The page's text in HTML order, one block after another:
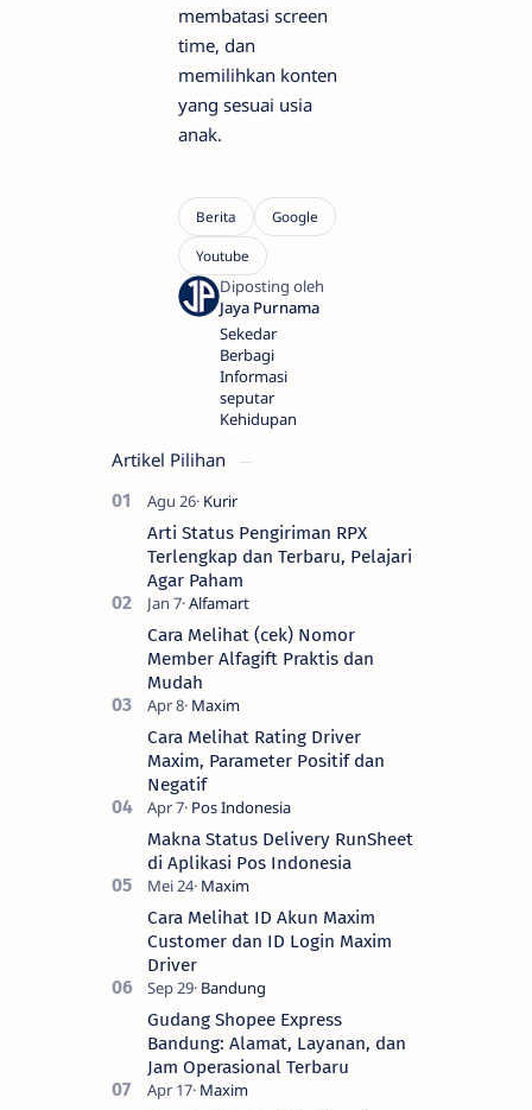
membatasi screen
time, dan
memilihkan konten
yang sesuai usia
anak.
Sekedar
Berbagi
Informasi
seputar
Kehidupan
Artikel Pilihan
Arti Status Pengiriman RPX
Terlengkap dan Terbaru, Pelajari
Agar Paham
Cara Melihat (cek) Nomor
Member Alfagift Praktis dan
Mudah
Cara Melihat Rating Driver
Maxim, Parameter Positif dan
Negatif
Makna Status Delivery RunSheet
di Aplikasi Pos Indonesia
Cara Melihat ID Akun Maxim
Customer dan ID Login Maxim
Driver
Gudang Shopee Express
Bandung: Alamat, Layanan, dan
Jam Operasional Terbaru